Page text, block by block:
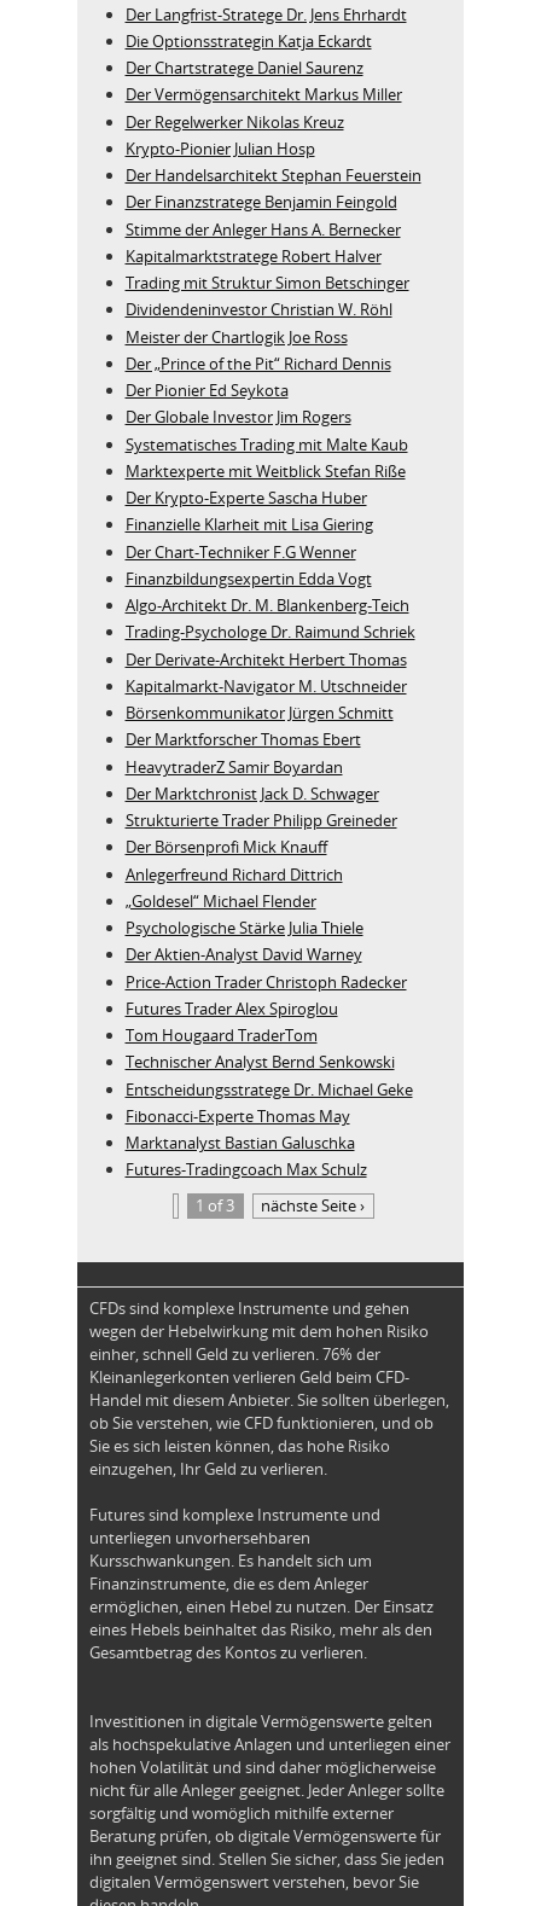
Der Langfrist-Stratege Dr. Jens Ehrhardt
Die Optionsstrategin Katja Eckardt
Der Chartstratege Daniel Saurenz
Der Vermögensarchitekt Markus Miller
Der Regelwerker Nikolas Kreuz
Krypto-Pionier Julian Hosp
Der Handelsarchitekt Stephan Feuerstein
Der Finanzstratege Benjamin Feingold
Stimme der Anleger Hans A. Bernecker
Kapitalmarktstratege Robert Halver
Trading mit Struktur Simon Betschinger
Dividendeninvestor Christian W. Röhl
Meister der Chartlogik Joe Ross
Der „Prince of the Pit“ Richard Dennis
Der Pionier Ed Seykota
Der Globale Investor Jim Rogers
Systematisches Trading mit Malte Kaub
Marktexperte mit Weitblick Stefan Riße
Der Krypto-Experte Sascha Huber
Finanzielle Klarheit mit Lisa Giering
Der Chart-Techniker F.G Wenner
Finanzbildungsexpertin Edda Vogt
Algo‑Architekt Dr. M. Blankenberg‑Teich
Trading-Psychologe Dr. Raimund Schriek
Der Derivate‑Architekt Herbert Thomas
Kapitalmarkt-Navigator M. Utschneider
Börsenkommunikator Jürgen Schmitt
Der Marktforscher Thomas Ebert
HeavytraderZ Samir Boyardan
Der Marktchronist Jack D. Schwager
Strukturierte Trader Philipp Greineder
Der Börsenprofi Mick Knauff
Anlegerfreund Richard Dittrich
„Goldesel“ Michael Flender
Psychologische Stärke Julia Thiele
Der Aktien-Analyst David Warney
Price-Action Trader Christoph Radecker
Futures Trader Alex Spiroglou
Tom Hougaard TraderTom
Technischer Analyst Bernd Senkowski
Entscheidungsstratege Dr. Michael Geke
Fibonacci-Experte Thomas May
Marktanalyst Bastian Galuschka
Futures-Tradingcoach Max Schulz
1 of 3
nächste Seite ›
CFDs sind komplexe Instrumente und gehen
wegen der Hebelwirkung mit dem hohen Risiko
einher, schnell Geld zu verlieren. 76% der
Kleinanlegerkonten verlieren Geld beim CFD-
Handel mit diesem Anbieter. Sie sollten überlegen,
ob Sie verstehen, wie CFD funktionieren, und ob
Sie es sich leisten können, das hohe Risiko
einzugehen, Ihr Geld zu verlieren.
Futures sind komplexe Instrumente und
unterliegen unvorhersehbaren
Kursschwankungen. Es handelt sich um
Finanzinstrumente, die es dem Anleger
ermöglichen, einen Hebel zu nutzen. Der Einsatz
eines Hebels beinhaltet das Risiko, mehr als den
Gesamtbetrag des Kontos zu verlieren.
Investitionen in digitale Vermögenswerte gelten
als hochspekulative Anlagen und unterliegen einer
hohen Volatilität und sind daher möglicherweise
nicht für alle Anleger geeignet. Jeder Anleger sollte
sorgfältig und womöglich mithilfe externer
Beratung prüfen, ob digitale Vermögenswerte für
ihn geeignet sind. Stellen Sie sicher, dass Sie jeden
digitalen Vermögenswert verstehen, bevor Sie